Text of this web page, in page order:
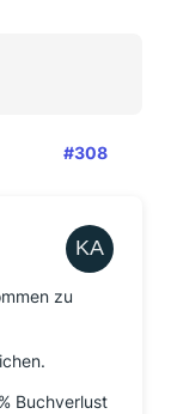
#308
zu
Buchverlust